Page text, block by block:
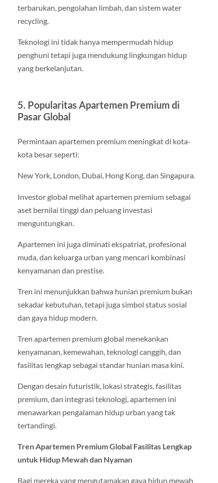
terbarukan, pengolahan limbah, dan sistem water
recycling.
Teknologi ini tidak hanya mempermudah hidup
penghuni tetapi juga mendukung lingkungan hidup
yang berkelanjutan.
5. Popularitas Apartemen Premium di
Pasar Global
Permintaan apartemen premium meningkat di kota-
kota besar seperti:
New York, London, Dubai, Hong Kong, dan Singapura.
Investor global melihat apartemen premium sebagai
aset bernilai tinggi dan peluang investasi
menguntungkan.
Apartemen ini juga diminati ekspatriat, profesional
muda, dan keluarga urban yang mencari kombinasi
kenyamanan dan prestise.
Tren ini menunjukkan bahwa hunian premium bukan
sekadar kebutuhan, tetapi juga simbol status sosial
dan gaya hidup modern.
Tren apartemen premium global menekankan
kenyamanan, kemewahan, teknologi canggih, dan
fasilitas lengkap sebagai standar hunian masa kini.
Dengan desain futuristik, lokasi strategis, fasilitas
premium, dan integrasi teknologi, apartemen ini
menawarkan pengalaman hidup urban yang tak
tertandingi.
Tren Apartemen Premium Global Fasilitas Lengkap
untuk Hidup Mewah dan Nyaman
Bagi mereka yang mengutamakan gaya hidup mewah